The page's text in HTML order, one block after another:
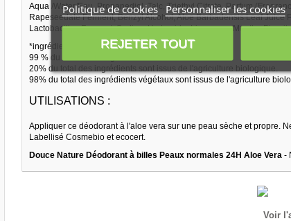
Aqua /Water/Eau, Propanediol, Talc, Triethyl Citrate, Parfum
Rapeseedate Ferment, Benzyl Alcohol, Aloe Barbadensis Leaf
Lactobacillus Ferment, Sodium Hydroxide, Limonene, Mentha
*ingrédients issus de l’Agriculture Biologique
99 % du total est d’origine naturelle.
20% du total des ingrédients sont issus de l'agriculture biologique.
98% du total des ingrédients végétaux sont issus de l'agriculture
UTILISATIONS :
Appliquer ce déodorant à l'aloe vera sur une peau sèche et propre.
Labellisé Cosmebio et ecocert.
Douce Nature Déodorant à billes Peaux normales 24H Aloe Vera -
Voir
Politique de cookies Personnaliser les cookies
REJETER TOUT